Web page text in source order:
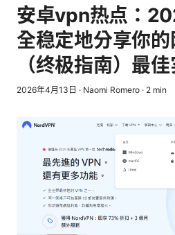
安卓vpn热点：
全稳定地分享你
（终极指南）最
2026年4月13日 · Naomi Romero · 2 min